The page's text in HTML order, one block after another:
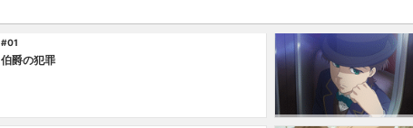
#01
伯爵の犯罪